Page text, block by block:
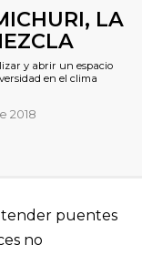
sensibilizar y abrir
de la diversidad en
2018
tender puentes
no